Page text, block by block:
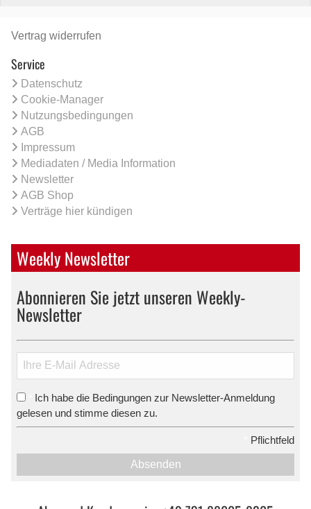
Vertrag widerrufen
Service
Datenschutz
Cookie-Manager
Nutzungsbedingungen
AGB
Impressum
Mediadaten / Media Information
Newsletter
AGB Shop
Verträge hier kündigen
Weekly Newsletter
Abonnieren Sie jetzt unseren Weekly-
Newsletter
Ich habe die Bedingungen zur Newsletter-Anmeldung
gelesen und stimme diesen zu.
Pflichtfeld
Absenden